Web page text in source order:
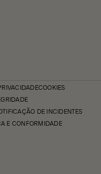
COOKIES
DE INCIDENTES
E CONFORMIDADE